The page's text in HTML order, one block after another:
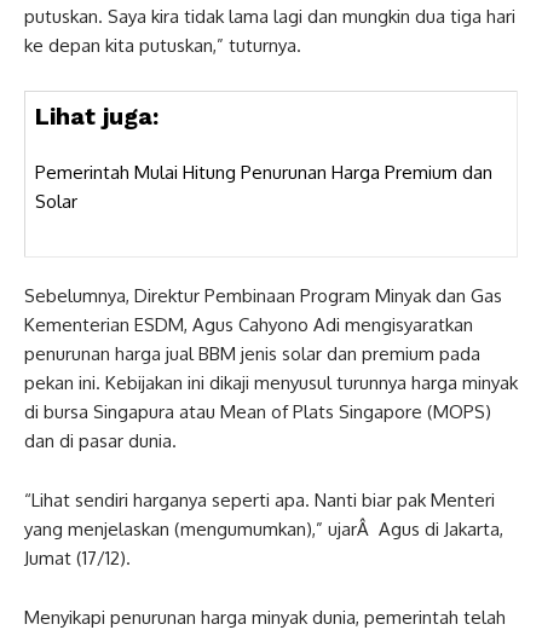
putuskan. Saya kira tidak lama lagi dan mungkin dua tiga hari
ke depan kita putuskan,” tuturnya.
Lihat juga:
Pemerintah Mulai Hitung Penurunan Harga Premium dan
Solar
Sebelumnya, Direktur Pembinaan Program Minyak dan Gas
Kementerian ESDM, Agus Cahyono Adi mengisyaratkan
penurunan harga jual BBM jenis solar dan premium pada
pekan ini. Kebijakan ini dikaji menyusul turunnya harga minyak
di bursa Singapura atau Mean of Plats Singapore (MOPS)
dan di pasar dunia.
“Lihat sendiri harganya seperti apa. Nanti biar pak Menteri
yang menjelaskan (mengumumkan),” ujarÂ Agus di Jakarta,
Jumat (17/12).
Menyikapi penurunan harga minyak dunia, pemerintah telah